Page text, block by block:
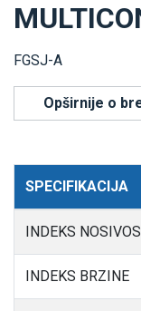
FGSJ-A
Opširnije o
SPECIFIKACIJA
INDEKS
INDEKS BRZINE